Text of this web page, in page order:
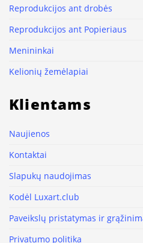
Reprodukcijos ant drobės
Reprodukcijos ant Popieriaus
Menininkai
Kelionių žemėlapiai
Klientams
Naujienos
Kontaktai
Slapukų naudojimas
Kodėl Luxart.club
Paveikslų pristatymas ir
Privatumo politika